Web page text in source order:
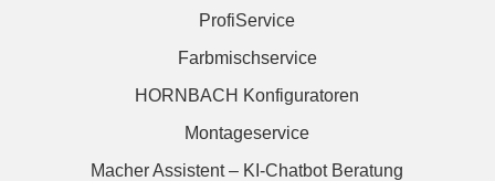
ProfiService
Farbmischservice
HORNBACH Konfiguratoren
Montageservice
Macher Assistent – KI-Chatbot Beratung